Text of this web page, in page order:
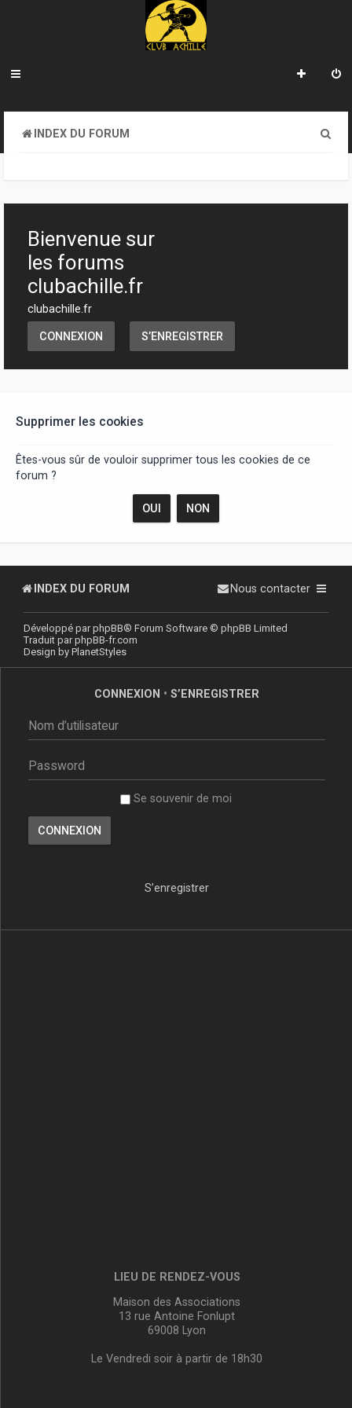
INDEX DU FORUM
h
Bienvenue sur
les forums
clubachille.fr
clubachille.fr
CONNEXION S’ENREGISTRER
Supprimer les cookies
Êtes-vous sûr de vouloir supprimer tous les cookies de ce
forum ?
INDEX DU FORUM Nous contacter
Développé parphpBB® Forum Software © phpBB Limited
Traduit parphpBB-fr.com
Design by PlanetStyles
CONNEXION • S’ENREGISTRER
Se souvenir de moi
S’enregistrer
LIEU DE RENDEZ-VOUS
Maison des Associations
13 rue Antoine Fonlupt
69008 Lyon
Le Vendredi soir à partir de 18h30